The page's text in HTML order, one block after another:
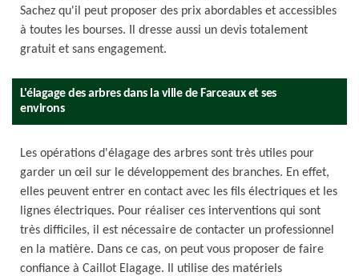
Sachez qu'il peut proposer des prix abordables et accessibles
à toutes les bourses. Il dresse aussi un devis totalement
gratuit et sans engagement.
L'élagage des arbres dans la ville de Farceaux et ses
environs
Les opérations d'élagage des arbres sont très utiles pour
garder un œil sur le développement des branches. En effet,
elles peuvent entrer en contact avec les fils électriques et les
lignes électriques. Pour réaliser ces interventions qui sont
très difficiles, il est nécessaire de contacter un professionnel
en la matière. Dans ce cas, on peut vous proposer de faire
confiance à Caillot Elagage. Il utilise des matériels